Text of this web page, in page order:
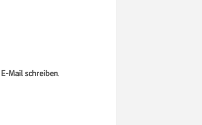
E-Mail schreiben.